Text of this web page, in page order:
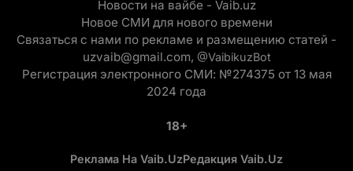
Новости на вайбе - Vaib.uz
Новое СМИ для нового времени
Связаться с нами по рекламе и размещению статей -
uzvaib@gmail.com, @VaibikuzBot
Регистрация электронного СМИ: №274375 от 13 мая
2024 года
18+
Реклама На Vaib.uzРедакция Vaib.uz